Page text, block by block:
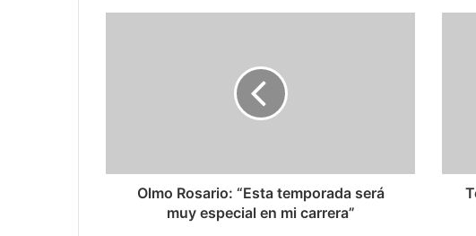
Olmo Rosario: “Esta temporada será
muy especial en mi carrera”